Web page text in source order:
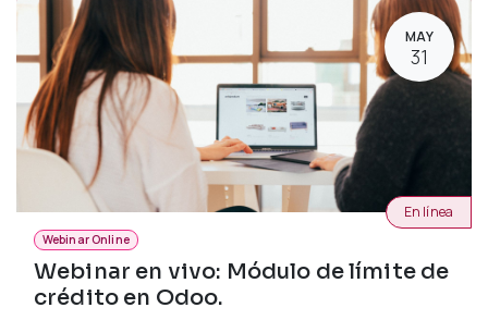
MAY
31
Webinar Online
Webinar en vivo: Módulo de límite de
crédito en Odoo.
En línea